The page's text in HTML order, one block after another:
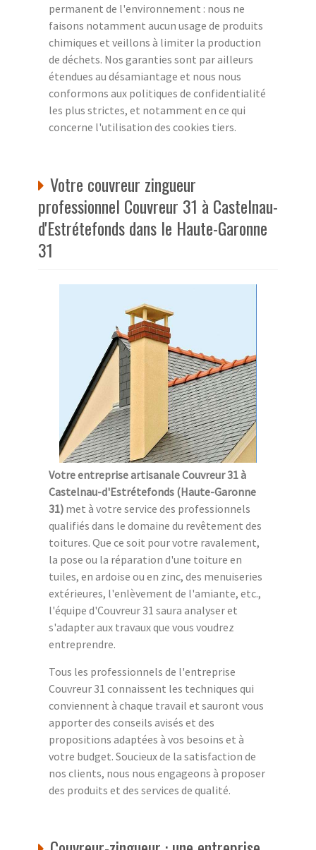
permanent de l'environnement : nous ne
faisons notamment aucun usage de produits
chimiques et veillons à limiter la production
de déchets. Nos garanties sont par ailleurs
étendues au désamiantage et nous nous
conformons aux politiques de confidentialité
les plus strictes, et notamment en ce qui
concerne l'utilisation des cookies tiers.
Votre couvreur zingueur
professionnel Couvreur 31 à Castelnau-
d'Estrétefonds dans le Haute-Garonne
31
Votre entreprise artisanale Couvreur 31 à
Castelnau-d'Estrétefonds (Haute-Garonne
31) met à votre service des professionnels
qualifiés dans le domaine du revêtement des
toitures. Que ce soit pour votre ravalement,
la pose ou la réparation d'une toiture en
tuiles, en ardoise ou en zinc, des menuiseries
extérieures, l'enlèvement de l'amiante, etc.,
l'équipe d'Couvreur 31 saura analyser et
s'adapter aux travaux que vous voudrez
entreprendre.
Tous les professionnels de l'entreprise
Couvreur 31 connaissent les techniques qui
conviennent à chaque travail et sauront vous
apporter des conseils avisés et des
propositions adaptées à vos besoins et à
votre budget. Soucieux de la satisfaction de
nos clients, nous nous engageons à proposer
des produits et des services de qualité.